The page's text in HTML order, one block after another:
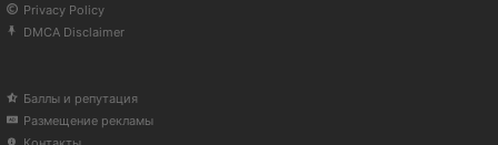
Privacy Policy
DMCA Disclaimer
Баллы и репутация
Размещение рекламы